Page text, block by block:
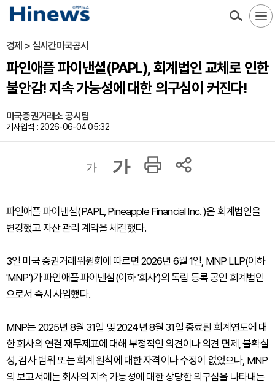
경제 > 실시간미국공시
파인애플 파이낸셜(PAPL), 회계법인 교체로 인한
불안감! 지속 가능성에 대한 의구심이 커진다!
미국증권거래소 공시팀
기사입력 : 2026-06-04 05:32
가 가
파인애플 파이낸셜(PAPL, Pineapple Financial Inc. )은 회계법인을
변경했고 자산 관리 계약을 체결했다.
3일 미국 증권거래위원회에 따르면 2026년 6월 1일, MNP LLP(이하
'MNP')가 파인애플 파이낸셜(이하 '회사')의 독립 등록 공인 회계법인
으로서 즉시 사임했다.
MNP는 2025년 8월 31일 및 2024년 8월 31일 종료된 회계연도에 대
한 회사의 연결 재무제표에 대해 부정적인 의견이나 의견 면제, 불확실
성, 감사 범위 또는 회계 원칙에 대한 자격이나 수정이 없었으나, MNP
의 보고서에는 회사의 지속 가능성에 대한 상당한 의구심을 나타내는